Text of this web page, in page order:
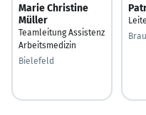
Marie Christine
Müller
Teamleitung Assistenz
Arbeitsmedizin
Bielefeld